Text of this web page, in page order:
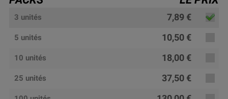
3 unités 7,89 €
5 unités 10,50 €
10 unités 18,00 €
25 unités 37,50 €